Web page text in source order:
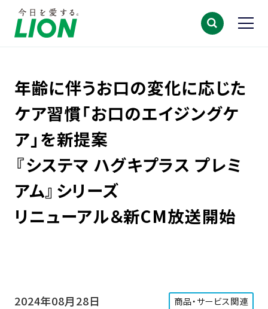
年齢に伴うお口の変化に応じた
ケア習慣「お口のエイジングケ
ア」を新提案
『システマ ハグキプラス プレミ
アム』シリーズ
リニューアル＆新CM放送開始
2024年08月28日 商品・サービス関連